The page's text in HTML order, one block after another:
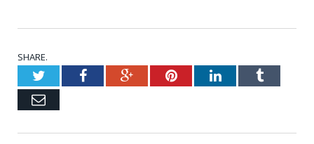
SHARE.
TwitterFacebookGoogle+PinterestLinkedInTumblr
Email